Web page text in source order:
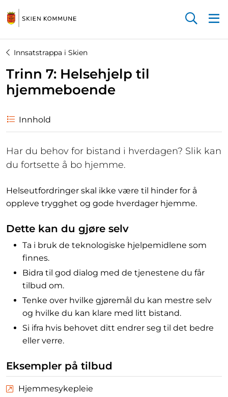
Innsatstrappa i Skien
Trinn 7: Helsehjelp til
hjemmeboende
Innhold
Har du behov for bistand i hverdagen? Slik kan
du fortsette å bo hjemme.
Helseutfordringer skal ikke være til hinder for å
oppleve trygghet og gode hverdager hjemme.
Dette kan du gjøre selv
Ta i bruk de teknologiske hjelpemidlene som
finnes.
Bidra til god dialog med de tjenestene du får
tilbud om.
Tenke over hvilke gjøremål du kan mestre selv
og hvilke du kan klare med litt bistand.
Si ifra hvis behovet ditt endrer seg til det bedre
eller verre.
Eksempler på tilbud
Hjemmesykepleie